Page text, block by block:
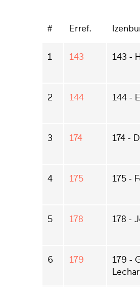
# Erref.
1 143 143 -
2 144 144 -
3 174 174 -
4 175 175 -
5 178 178 -
6 179
179 -